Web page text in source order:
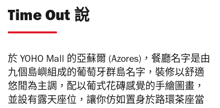
Time Out 說
於 YOHO Mall 的亞蘇爾 (Azores) ，餐廳名字是由
九個島嶼組成的葡萄牙群島名字，裝修以舒適
悠閒為主調，配以葡式花磚感覺的手繪圖畫，
並設有露天座位，讓你仿如置身於路環茶座當